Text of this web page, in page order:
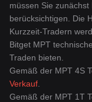
müssen Sie
berücksichtigen. Die
Kurzzeit-Tradern
Bitget MPT
Traden bieten.
Gemäß der MPT 4S
Verkauf
Gemäß der MPT 1T